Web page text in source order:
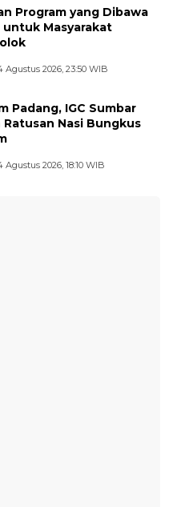
Program yang Dibawa
untuk Masyarakat
Agustus 2026, 23:50 WIB
Padang, IGC Sumbar
Nasi Bungkus
Agustus 2026, 18:10 WIB